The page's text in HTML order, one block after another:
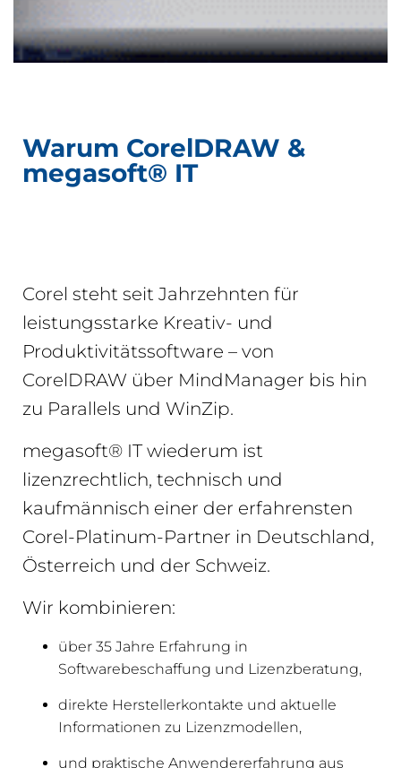
Warum CorelDRAW &
megasoft® IT
Corel steht seit Jahrzehnten für
leistungsstarke Kreativ- und
Produktivitätssoftware – von
CorelDRAW über MindManager bis hin
zu Parallels und WinZip.
megasoft® IT wiederum ist
lizenzrechtlich, technisch und
kaufmännisch einer der erfahrensten
Corel-Platinum-Partner in Deutschland,
Österreich und der Schweiz.
Wir kombinieren:
über 35 Jahre Erfahrung in
Softwarebeschaffung und Lizenzberatung,
direkte Herstellerkontakte und aktuelle
Informationen zu Lizenzmodellen,
und praktische Anwendererfahrung aus